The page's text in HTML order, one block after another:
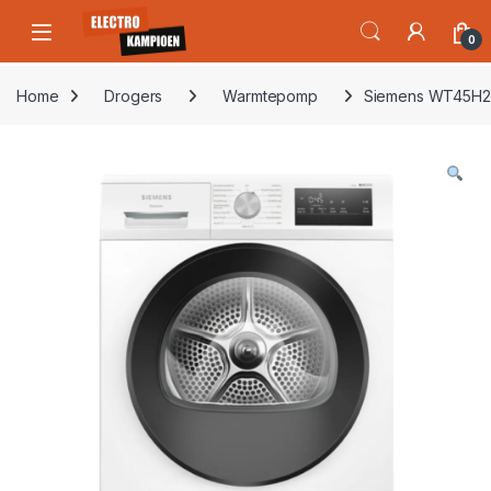
Skip to navigation
Skip to content
Open 0
Home Drogers Warmtepomp Siemens